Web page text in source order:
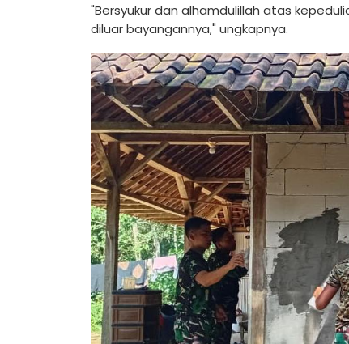
"Bersyukur dan alhamdulillah atas
diluar bayangannya," ungkapnya.